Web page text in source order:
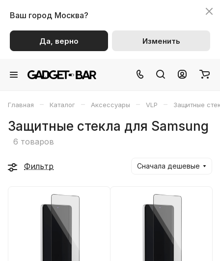
Ваш город Москва?
Да, верно Изменить
Главная – Каталог – Аксессуары – VLP – Защитные
Защитные стекла для Samsung
6 товаров
Фильтр Сначала дешевые